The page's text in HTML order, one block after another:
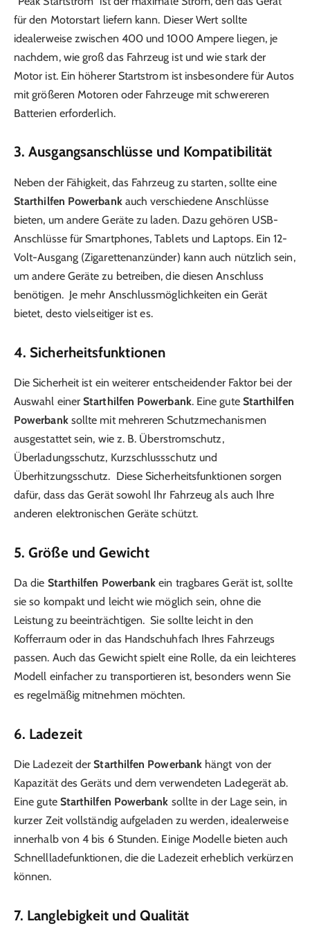
für den Motorstart liefern kann. Dieser Wert sollte
idealerweise zwischen 400 und 1000 Ampere liegen, je
nachdem, wie groß das Fahrzeug ist und wie stark der
Motor ist. Ein höherer Startstrom ist insbesondere für Autos
mit größeren Motoren oder Fahrzeuge mit schwereren
Batterien erforderlich.
3. Ausgangsanschlüsse und Kompatibilität
Neben der Fähigkeit, das Fahrzeug zu starten, sollte eine
Starthilfen Powerbankauch verschiedene Anschlüsse
bieten, um andere Geräte zu laden. Dazu gehören USB-
Anschlüsse für Smartphones, Tablets und Laptops. Ein 12-
Volt-Ausgang (Zigarettenanzünder) kann auch nützlich sein,
um andere Geräte zu betreiben, die diesen Anschluss
benötigen. Je mehr Anschlussmöglichkeiten ein Gerät
bietet, desto vielseitiger ist es.
4. Sicherheitsfunktionen
Die Sicherheit ist ein weiterer entscheidender Faktor bei der
Auswahl einerStarthilfen Powerbank. Eine gute Starthilfen
Powerbanksollte mit mehreren Schutzmechanismen
ausgestattet sein, wie z. B. Überstromschutz,
Überladungsschutz, Kurzschlussschutz und
Überhitzungsschutz. Diese Sicherheitsfunktionen sorgen
dafür, dass das Gerät sowohl Ihr Fahrzeug als auch Ihre
anderen elektronischen Geräte schützt.
5. Größe und Gewicht
Da die Starthilfen Powerbank ein tragbares Gerät ist, sollte
sie so kompakt und leicht wie möglich sein, ohne die
Leistung zu beeinträchtigen. Sie sollte leicht in den
Kofferraum oder in das Handschuhfach Ihres Fahrzeugs
passen. Auch das Gewicht spielt eine Rolle, da ein leichteres
Modell einfacher zu transportieren ist, besonders wenn Sie
es regelmäßig mitnehmen möchten.
6. Ladezeit
Die Ladezeit derStarthilfen Powerbank hängt von der
Kapazität des Geräts und dem verwendeten Ladegerät ab.
Eine gute Starthilfen Powerbank sollte in der Lage sein, in
kurzer Zeit vollständig aufgeladen zu werden, idealerweise
innerhalb von 4 bis 6 Stunden. Einige Modelle bieten auch
Schnellladefunktionen, die die Ladezeit erheblich verkürzen
können.
7. Langlebigkeit und Qualität